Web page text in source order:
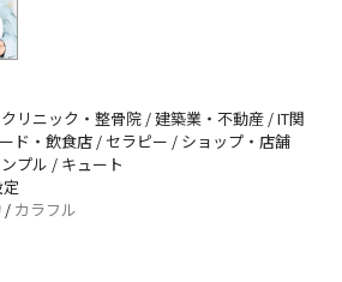
リニック・整骨院 / 建築業・不動産 / IT関
ド・飲食店 / セラピー / ショップ・店舗
プル / キュート
/ カラフル